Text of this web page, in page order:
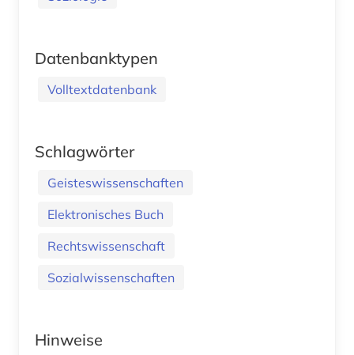
Datenbanktypen
Volltextdatenbank
Schlagwörter
Geisteswissenschaften
Elektronisches Buch
Rechtswissenschaft
Sozialwissenschaften
Hinweise